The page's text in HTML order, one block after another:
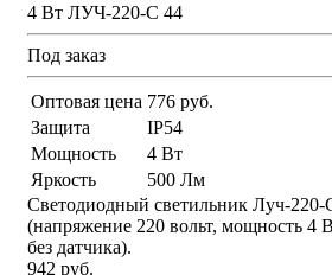
4 Вт ЛУЧ-220-С 44
Под заказ
Оптовая цена 776 руб.
Защита
IP54
Мощность
4 Вт
Яркость
500 Лм
Светодиодный светильник Луч-
(напряжение 220 вольт, мощность 4
без датчика).
942 руб.